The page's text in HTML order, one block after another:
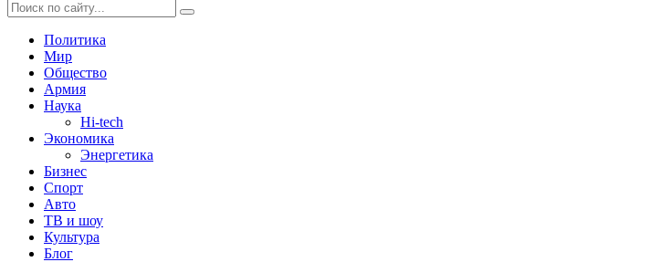
Политика
Мир
Общество
Армия
Наука
Hi-tech
Экономика
Энергетика
Бизнес
Спорт
Авто
ТВ и шоу
Культура
Блог